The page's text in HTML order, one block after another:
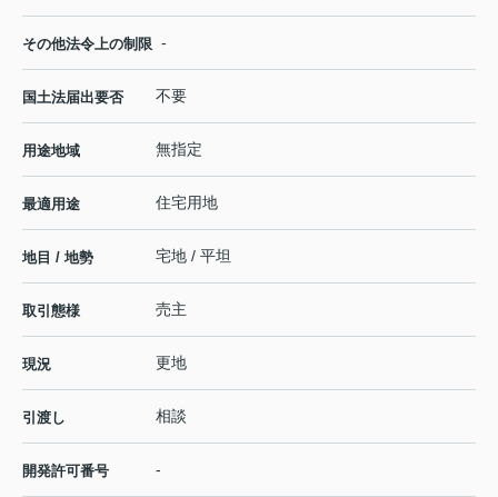
その他法令上の制限 -
国土法届出要否 不要
用途地域 無指定
最適用途 住宅用地
地目 / 地勢 宅地 / 平坦
取引態様 売主
現況 更地
引渡し 相談
開発許可番号 -